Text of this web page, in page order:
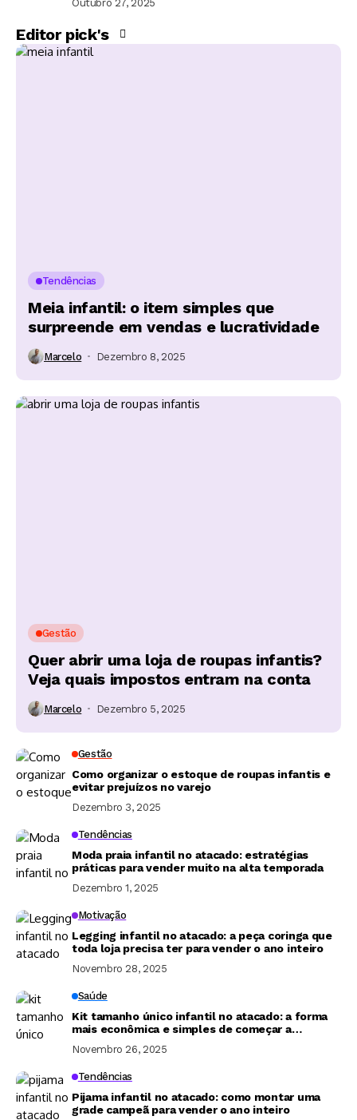
Outubro 27, 2025
Editor pick's
Tendências
Meia infantil: o item simples que
surpreende em vendas e lucratividade
Marcelo Dezembro 8, 2025
Gestão
Quer abrir uma loja de roupas infantis?
Veja quais impostos entram na conta
Marcelo Dezembro 5, 2025
Gestão
Como organizar o estoque de roupas infantis e
evitar prejuízos no varejo
Dezembro 3, 2025
Tendências
Moda praia infantil no atacado: estratégias
práticas para vender muito na alta temporada
Dezembro 1, 2025
Motivação
Legging infantil no atacado: a peça coringa que
toda loja precisa ter para vender o ano inteiro
Novembro 28, 2025
Saúde
Kit tamanho único infantil no atacado: a forma
mais econômica e simples de começar a
Novembro 26, 2025
Tendências
Pijama infantil no atacado: como montar uma
grade campeã para vender o ano inteiro